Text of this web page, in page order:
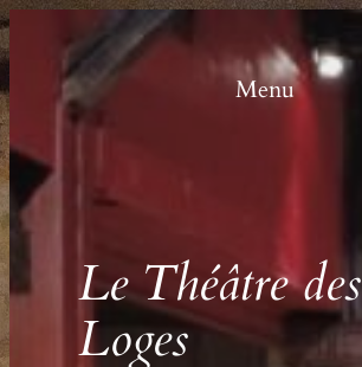
Menu
LeThéâtre des
Loges